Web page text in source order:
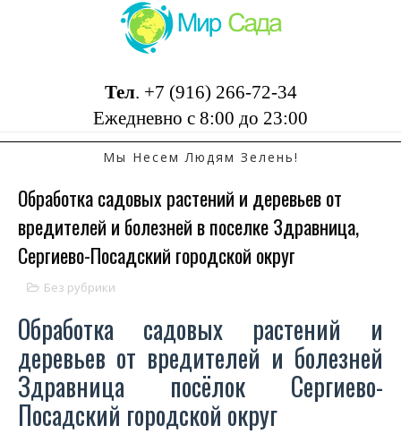
Тел. +7 (916) 266-72-34
Ежедневно с 8:00 до 23:00
Мы Несем Людям Зелень!
Обработка садовых растений и деревьев от
вредителей и болезней в поселке Здравница,
Сергиево-Посадский городской округ
Без рубрики
Обработка садовых растений и
деревьев от вредителей и болезней
Здравница посёлок Сергиево-
Посадский городской округ